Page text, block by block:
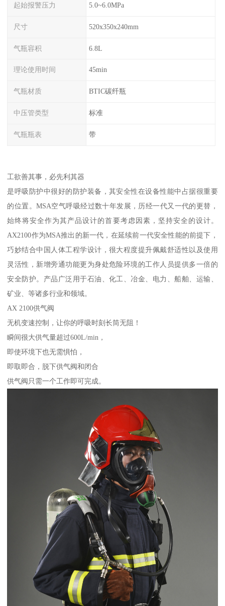
起始报警压力 5.0~6.0MPa
尺寸 520x350x240mm
气瓶容积 6.8L
理论使用时间 45min
气瓶材质 BTIC碳纤瓶
中压管类型 标准
气瓶瓶表 带
工欲善其事，必先利其器
是呼吸防护中很好的防护装备，其安全性在设备性能中占据很重要
的位置。MSA空气呼吸经过数十年发展，历经一代又一代的更替，
始终将安全作为其产品设计的首要考虑因素，坚持安全的设计。
AX2100作为MSA推出的新一代，在延续前一代安全性能的前提下，
巧妙结合中国人体工程学设计，很大程度提升佩戴舒适性以及使用
灵活性，新增旁通功能更为身处危险环境的工作人员提供多一倍的
安全防护。产品广泛用于石油、化工、冶金、电力、船舶、运输、
矿业、等诸多行业和领域。
AX 2100供气阀
无机变速控制，让你的呼吸时刻长筒无阻！
瞬间很大供气量超过600L/min，
即使环境下也无需惧怕，
即取即合，脱下供气阀和闭合
供气阀只需一个工作即可完成。